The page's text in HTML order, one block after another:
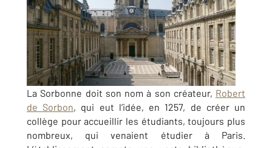
La Sorbonne doit son nom à son créateur, Robert
de Sorbon, qui eut l’idée, en 1257, de créer un
collège pour accueillir les étudiants, toujours plus
nombreux, qui venaient étudier à Paris.